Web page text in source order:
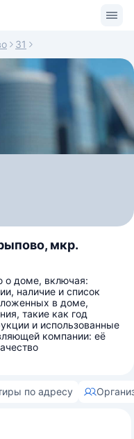
31
мкр.
о доме, включая:
наличие и список
в доме,
такие как год
и использованные
компании: её
по адресу